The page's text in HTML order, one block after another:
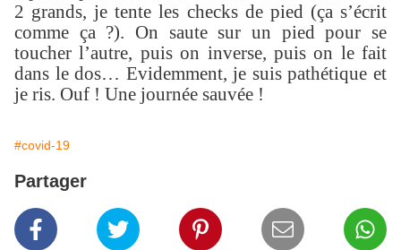
2 grands, je tente les checks de pied (ça s’écrit
comme ça ?). On saute sur un pied pour se
toucher l’autre, puis on inverse, puis on le fait
dans le dos… Evidemment, je suis pathétique et
je ris. Ouf ! Une journée sauvée !
#covid-19
Partager